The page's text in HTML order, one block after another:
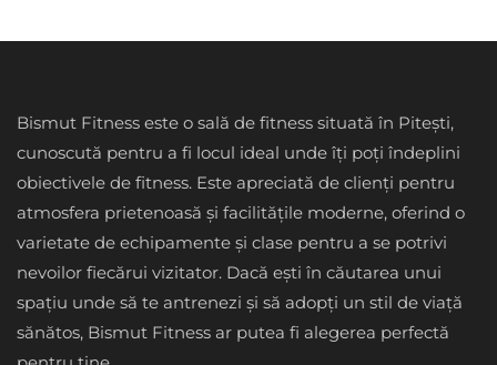
Bismut Fitness este o sală de fitness situată în Pitești,
cunoscută pentru a fi locul ideal unde îți poți îndeplini
obiectivele de fitness. Este apreciată de clienți pentru
atmosfera prietenoasă și facilitățile moderne, oferind o
varietate de echipamente și clase pentru a se potrivi
nevoilor fiecărui vizitator. Dacă ești în căutarea unui
spațiu unde să te antrenezi și să adopți un stil de viață
sănătos, Bismut Fitness ar putea fi alegerea perfectă